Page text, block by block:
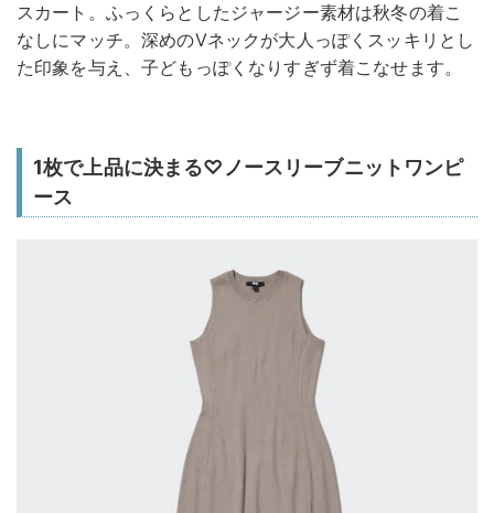
スカート。ふっくらとしたジャージー素材は秋冬の着こ
なしにマッチ。深めのVネックが大人っぽくスッキリとし
た印象を与え、子どもっぽくなりすぎず着こなせます。
1枚で上品に決まる♡ノースリーブニットワンピ
ース